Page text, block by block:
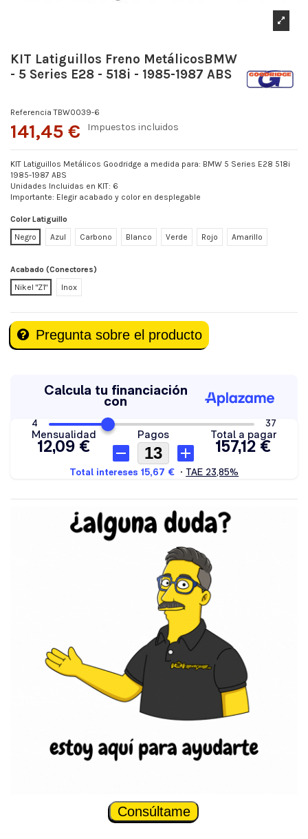
KIT Latiguillos Freno MetálicosBMW
- 5 Series E28 - 518i - 1985-1987 ABS
Referencia TBW0039-6
141,45 € Impuestos incluidos
KIT Latiguillos Metálicos Goodridge a medida para: BMW 5 Series E28 518i
1985-1987 ABS
Unidades Incluidas en KIT: 6
Importante: Elegir acabado y color en desplegable
Color Latiguillo
Negro
Azul Carbono Blanco Verde Rojo Amarillo
Acabado (Conectores)
Nikel "Z1"
Inox
Pregunta sobre el producto
Consúltame